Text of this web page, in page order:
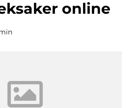
online